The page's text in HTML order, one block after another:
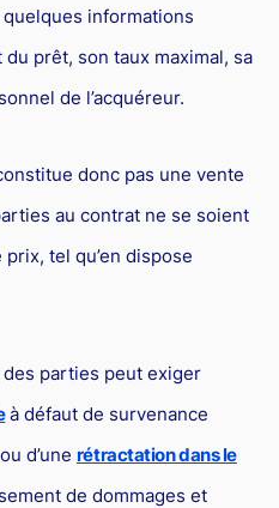
informations
prêt, son taux maximal, sa
de l’acquéreur.
donc pas une vente
au contrat ne se soient
tel qu’en dispose
des parties peut exiger
à défaut de survenance
d’une rétractation dans le
de dommages et